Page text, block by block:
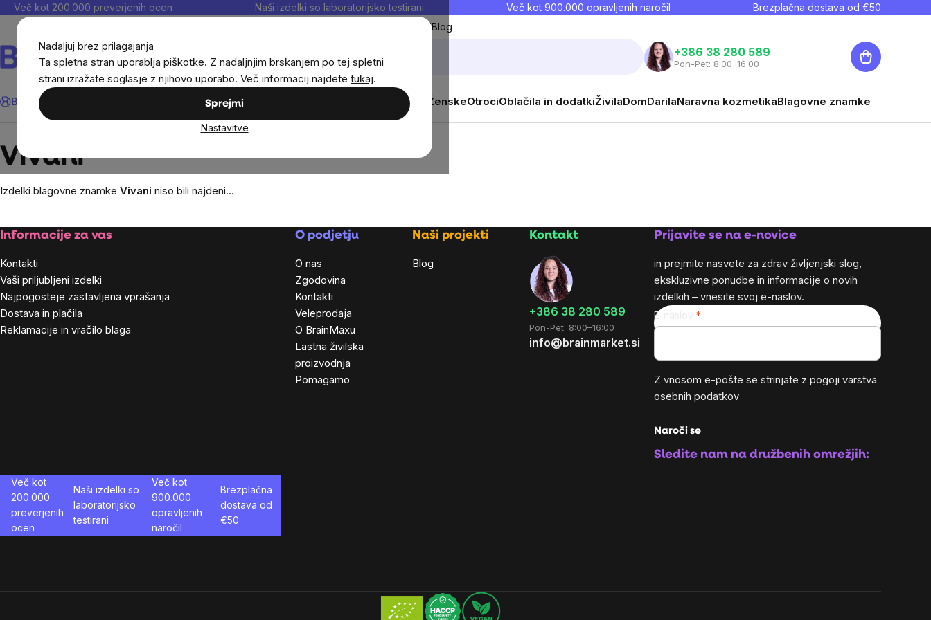
Nadaljuj brez prilagajanja
Ta spletna stran uporablja piškotke. Z nadaljnjim brskanjem po tej spletni
strani izražate soglasje z njihovo uporabo. Več informacij najdete tukaj.
Sprejmi
Nastavitve
Preskoči
Več kot 200.000 preverjenih ocen Naši izdelki so laboratorijsko testirani Več kot 900.000 opravljenih naročil Brezplačna dostava od €50
Moji priljubljeniBlog
Išči
+386 38 280 589
Pon-Pet: 8:00–16:00
Košarica
BrainMax® Prehranska dopolnila in prehrana Moški ŽenskeOtrociOblačila in dodatkiŽivilaDomDarilaNaravna kozmetikaBlagovne znamke
Vivani
Izdelki blagovne znamke Vivani niso bili najdeni...
Footer
Informacije za vas
Kontakti
Vaši priljubljeni izdelki
Najpogosteje zastavljena vprašanja
Dostava in plačila
Reklamacije in vračilo blaga
O podjetju
O nas
Zgodovina
Kontakti
Veleprodaja
O BrainMaxu
Lastna živilska
proizvodnja
Pomagamo
Naši projekti
Blog
Kontakt
+386 38 280 589
Pon-Pet: 8:00–16:00
info@brainmarket.si
Prijavite se na e-novice
in prejmite nasvete za zdrav življenjski slog,
ekskluzivne ponudbe in informacije o novih
izdelkih – vnesite svoj e-naslov.
E-naslov
Z vnosom e-pošte se strinjate z pogoji varstva
osebnih podatkov
Naroči se
Sledite nam na družbenih omrežjih:
Več kot
200.000
preverjenih
ocen
Naši izdelki so
laboratorijsko
testirani
Več kot
900.000
opravljenih
naročil
Brezplačna
dostava od
€50